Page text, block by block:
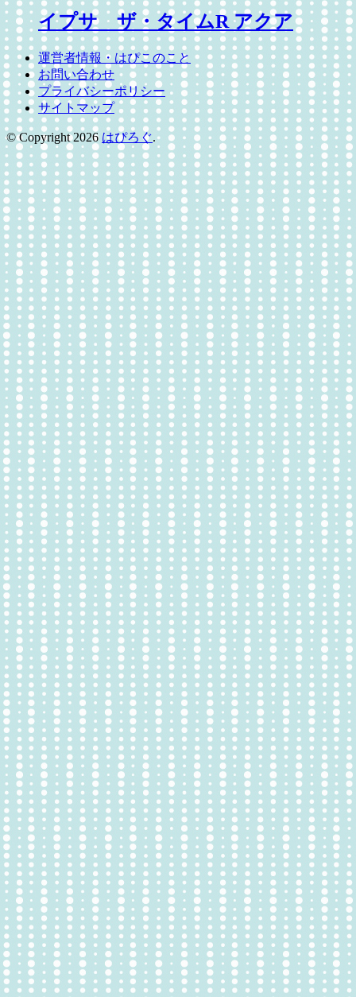
イプサ ザ・タイムR アクア
運営者情報・はぴこのこと
お問い合わせ
プライバシーポリシー
サイトマップ
© Copyright 2026 はぴろぐ.